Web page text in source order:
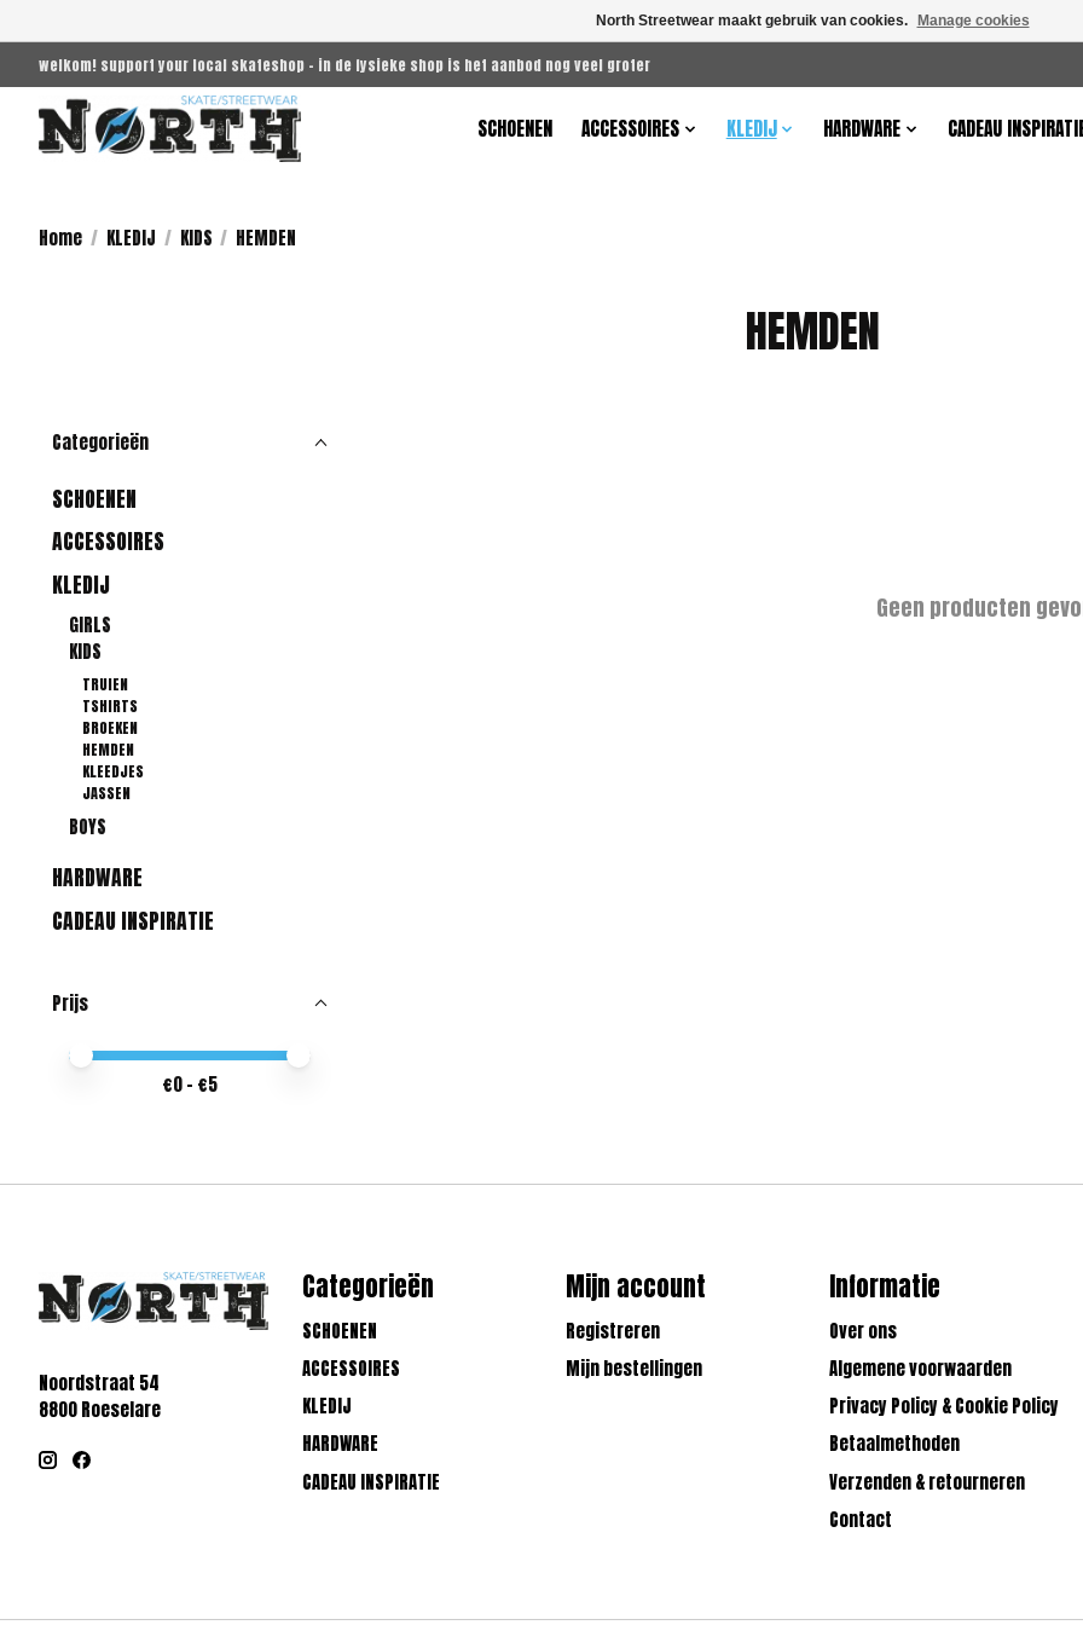
welkom! support your local skateshop - in de fysieke shop is het aanbod nog veel groter
SCHOENEN ACCESSOIRES KLEDIJ HARDWARE CADEAU
Home / KLEDIJ / KIDS / HEMDEN
HEMDEN
Categorieën
SCHOENEN
ACCESSOIRES
KLEDIJ
GIRLS
KIDS
TRUIEN
TSHIRTS
BROEKEN
HEMDEN
KLEEDJES
JASSEN
BOYS
HARDWARE
CADEAU INSPIRATIE
Prijs
Minimale prijswaarde
Price maximum value
€0- €5
Geen producten
Noordstraat 54
8800 Roeselare
Categorieën
SCHOENEN
ACCESSOIRES
KLEDIJ
HARDWARE
CADEAU INSPIRATIE
Mijn account
Registreren
Mijn bestellingen
Informatie
Over ons
Algemene voorwaarden
Privacy Policy & Cookie Policy
Betaalmethoden
Verzenden & retourneren
Contact
North Streetwear maakt gebruik van cookies. Manage cookies